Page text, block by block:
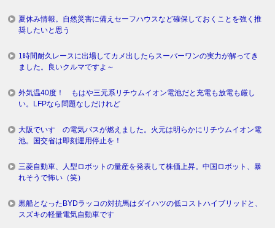
夏休み情報。自然災害に備えセーフハウスなど確保しておくことを強く推
奨したいと思う
1時間耐久レースに出場してカメ出したらスーパーワンの実力が解ってき
ました。良いクルマですよ～
外気温40度！ もはや三元系リチウムイオン電池だと充電も放電も厳し
い。LFPなら問題なしだけれど
大阪でいすゞの電気バスが燃えました。火元は明らかにリチウムイオン電
池。国交省は即刻運用停止を！
三菱自動車、人型ロボットの量産を発表して株価上昇。中国ロボット、暴
れそうで怖い（笑）
黒船となったBYDラッコの対抗馬はダイハツの低コストハイブリッドと、
スズキの軽量電気自動車です